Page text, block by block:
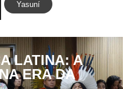
Yasuní
LATINA: A
ERA DA